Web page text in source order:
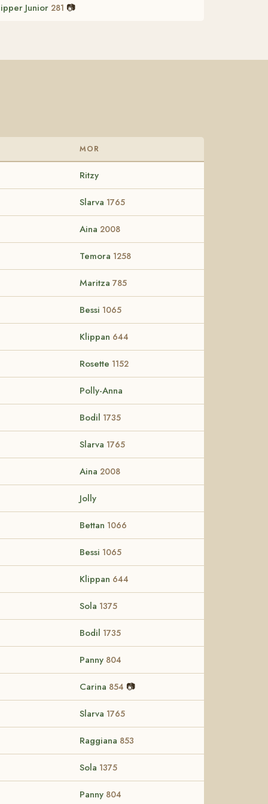
Junior 281 📷
MOR
Ritzy
Slarva 1765
Aina 2008
Temora 1258
Maritza 785
Bessi 1065
Klippan 644
Rosette 1152
Polly-Anna
Bodil 1735
Slarva 1765
Aina 2008
Jolly
Bettan 1066
Bessi 1065
Klippan 644
Sola 1375
Bodil 1735
Panny 804
Carina 854 📷
Slarva 1765
Raggiana 853
Sola 1375
Panny 804